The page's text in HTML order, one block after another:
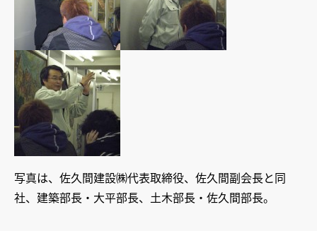
写真は、佐久間建設㈱代表取締役、佐久間副会長と同
社、建築部長・大平部長、土木部長・佐久間部長。